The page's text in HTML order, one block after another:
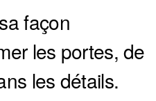
façon
les portes, de
les détails.